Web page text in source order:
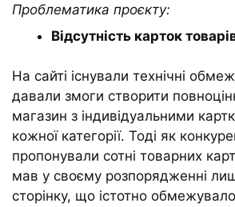
Проблематика проєкту:
Відсутність карток
На сайті існували технічні
давали змоги створити
магазин з індивідуальними
кожної категорії. Тоді як
пропонували сотні товарних
мав у своєму розпорядженні
сторінку, що істотно